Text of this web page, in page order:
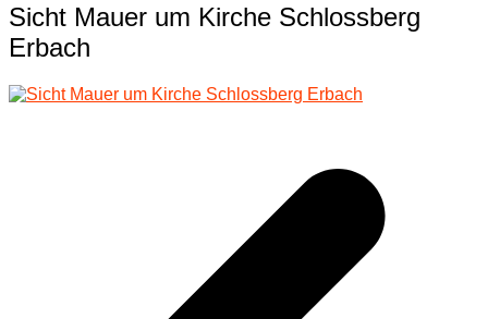
Sicht Mauer um Kirche Schlossberg
Erbach